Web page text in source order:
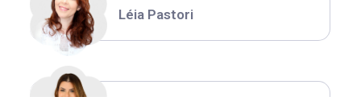
Léia Pastori